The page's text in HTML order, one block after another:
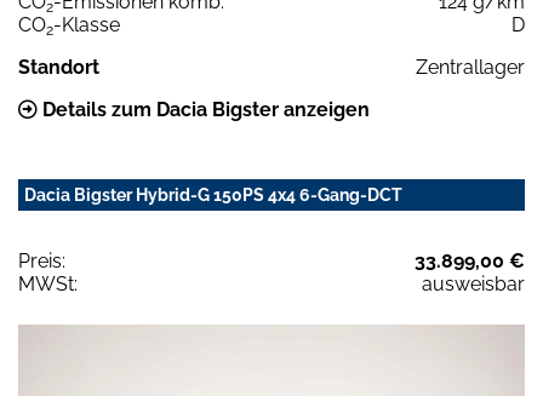
2
CO2-Klasse
D
Standort
Zentrallager
Details zum Dacia Bigster anzeigen
Dacia Bigster Hybrid-G 150PS 4x4 6-Gang-DCT
Preis:
33.899,00 €
MWSt:
ausweisbar